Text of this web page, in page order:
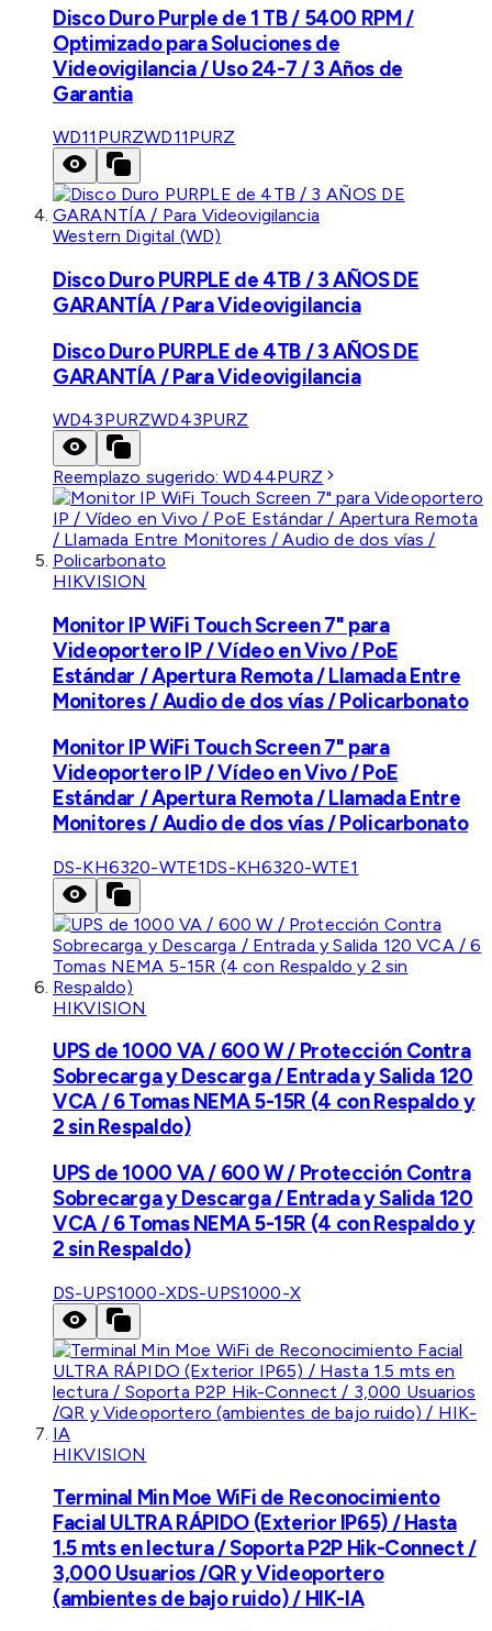
Disco Duro Purple de 1 TB / 5400 RPM /
Optimizado para Soluciones de
Videovigilancia / Uso 24-7 / 3 Años de
Garantia
WD11PURZWD11PURZ
Western Digital (WD)
Disco Duro PURPLE de 4TB / 3 AÑOS DE
GARANTÍA / Para Videovigilancia
Disco Duro PURPLE de 4TB / 3 AÑOS DE
GARANTÍA / Para Videovigilancia
WD43PURZWD43PURZ
Reemplazo sugerido:WD44PURZ
HIKVISION
Monitor IP WiFi Touch Screen 7" para
Videoportero IP / Vídeo en Vivo / PoE
Estándar / Apertura Remota / Llamada Entre
Monitores / Audio de dos vías / Policarbonato
Monitor IP WiFi Touch Screen 7" para
Videoportero IP / Vídeo en Vivo / PoE
Estándar / Apertura Remota / Llamada Entre
Monitores / Audio de dos vías / Policarbonato
DS-KH6320-WTE1DS-KH6320-WTE1
HIKVISION
UPS de 1000 VA / 600 W / Protección Contra
Sobrecarga y Descarga / Entrada y Salida 120
VCA / 6 Tomas NEMA 5-15R (4 con Respaldo y
2 sin Respaldo)
UPS de 1000 VA / 600 W / Protección Contra
Sobrecarga y Descarga / Entrada y Salida 120
VCA / 6 Tomas NEMA 5-15R (4 con Respaldo y
2 sin Respaldo)
DS-UPS1000-XDS-UPS1000-X
HIKVISION
Terminal Min Moe WiFi de Reconocimiento
Facial ULTRA RÁPIDO (Exterior IP65) / Hasta
1.5 mts en lectura / Soporta P2P Hik-Connect /
3,000 Usuarios /QR y Videoportero
(ambientes de bajo ruido) / HIK-IA